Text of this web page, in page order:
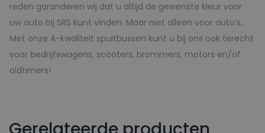
reden garanderen wij dat u altijd de gewenste kleur voor
uw auto bij SRS kunt vinden. Maar niet alleen voor auto’s..
Met onze A-kwaliteit spuitbussen kunt u bij ons ook terecht
voor bedrijfswagens, scooters, brommers, motors en/of
oldtimers!